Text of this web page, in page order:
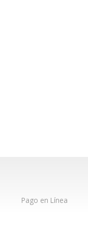
Pago en Línea